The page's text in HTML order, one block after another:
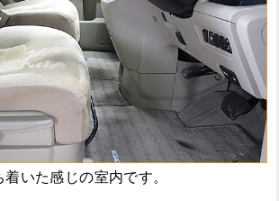
いた感じの室内です。